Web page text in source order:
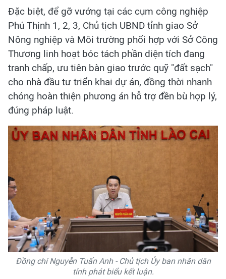
Đặc biệt, để gỡ vướng tại các cụm công nghiệp
Phú Thịnh 1, 2, 3, Chủ tịch UBND tỉnh giao Sở
Nông nghiệp và Môi trường phối hợp với Sở Công
Thương linh hoạt bóc tách phần diện tích đang
tranh chấp, ưu tiên bàn giao trước quỹ "đất sạch"
cho nhà đầu tư triển khai dự án, đồng thời nhanh
chóng hoàn thiện phương án hỗ trợ đền bù hợp lý,
đúng pháp luật.
Đồng chí Nguyễn Tuấn Anh - Chủ tịch Ủy ban nhân dân
tỉnh phát biểu kết luận.